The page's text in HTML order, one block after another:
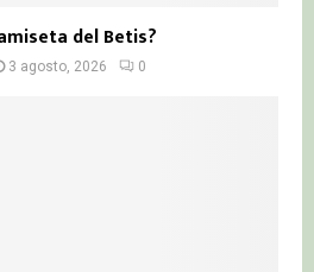
del Betis?
3 agosto, 2026 0